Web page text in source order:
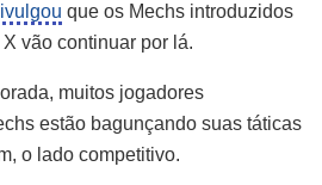
que os Mechs introduzidos
vão continuar por lá.
muitos jogadores
estão bagunçando suas táticas
o lado competitivo.